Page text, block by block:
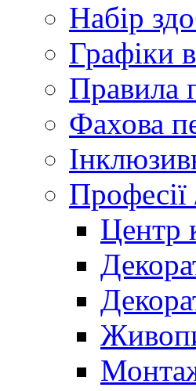
Набір
Графіки
Правила
Фахова
Професії
Центр